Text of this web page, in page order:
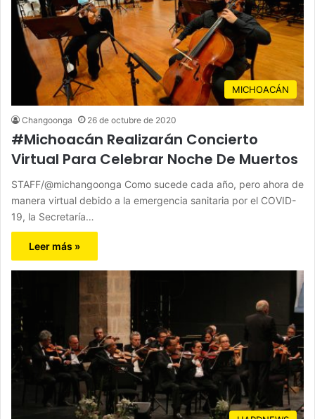
MICHOACÁN
Changoonga 26 de octubre de 2020
#Michoacán Realizarán Concierto
Virtual Para Celebrar Noche De Muertos
STAFF/@michangoonga Como sucede cada año, pero ahora de
manera virtual debido a la emergencia sanitaria por el COVID-
19, la Secretaría…
Leer más »